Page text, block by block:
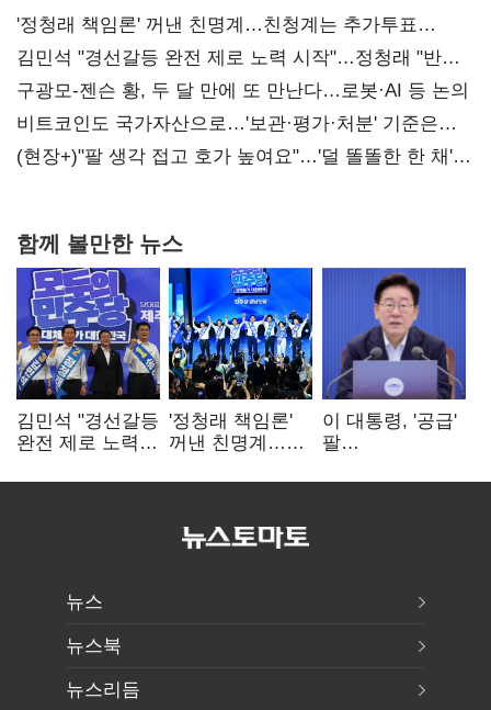
'정청래 책임론' 꺼낸 친명계…친청계는 추가투표
때리기
김민석 "경선갈등 완전 제로 노력 시작"…정청래 "반명
공세 사과부터 해야"
구광모-젠슨 황, 두 달 만에 또 만난다…로봇·AI 등 논의
비트코인도 국가자산으로…'보관·평가·처분' 기준은
숙제
(현장+)"팔 생각 접고 호가 높여요"…'덜 똘똘한 한 채'
함께 볼만한 뉴스
김민석 "경선갈등
완전 제로 노력
"반명 공세
'정청래 책임론'
꺼낸 친명계…
추가투표 때리기
이 대통령, '공급'
팔
여 내부선
뉴스
뉴스북
뉴스리듬